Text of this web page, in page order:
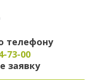
телефону
73-00
заявку